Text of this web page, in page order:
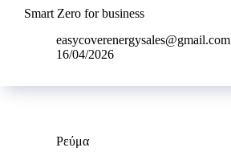
Smart Zero for business
easycoverenergysales@gmail.com
16/04/2026
Ρεύμα